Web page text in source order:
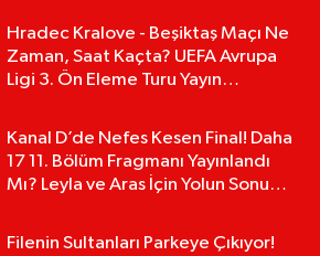
Hradec Kralove - Beşiktaş Maçı Ne
Zaman, Saat Kaçta? UEFA Avrupa
Ligi 3. Ön Eleme Turu Yayın
Kanal D’de Nefes Kesen Final! Daha
17 11. Bölüm Fragmanı Yayınlandı
Mı? Leyla ve Aras İçin Yolun Sonu
Filenin Sultanları Parkeye Çıkıyor!